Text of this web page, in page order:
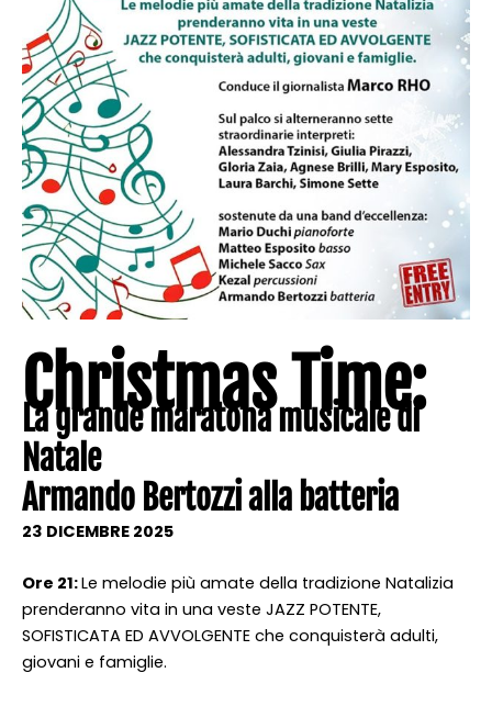
Christmas Time:
La grande maratona musicale di
Natale
Armando Bertozzi alla batteria
23 DICEMBRE 2025
Ore 21:Le melodie più amate della tradizione Natalizia
prenderanno vita in una veste JAZZ POTENTE,
SOFISTICATA ED AVVOLGENTE che conquisterà adulti,
giovani e famiglie.